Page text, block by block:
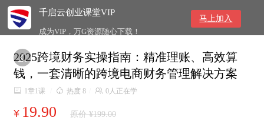
千启云创业课堂VIP
成为VIP，万G资源随心下载！
马上加入

2025跨境财务实操指南：精准理账、高效算
钱，一套清晰的跨境电商财务管理解决方案
 1章1课  热度 8  0人正在学
¥ 19.90 原价 ¥199.00